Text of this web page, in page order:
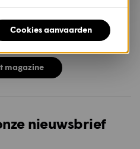
Toerisme
magazine
nieuwsbrief
Cookies aanvaarden